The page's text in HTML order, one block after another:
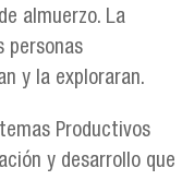
almuerzo. La
personas
y la exploraran.
Productivos
y desarrollo que